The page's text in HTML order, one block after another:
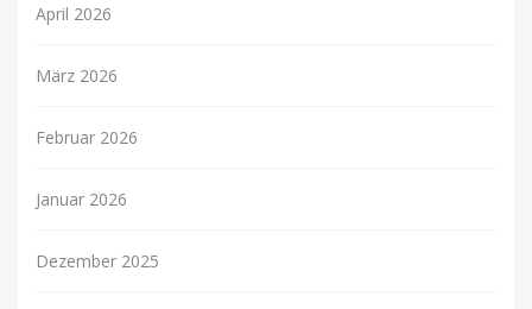
April 2026
März 2026
Februar 2026
Januar 2026
Dezember 2025